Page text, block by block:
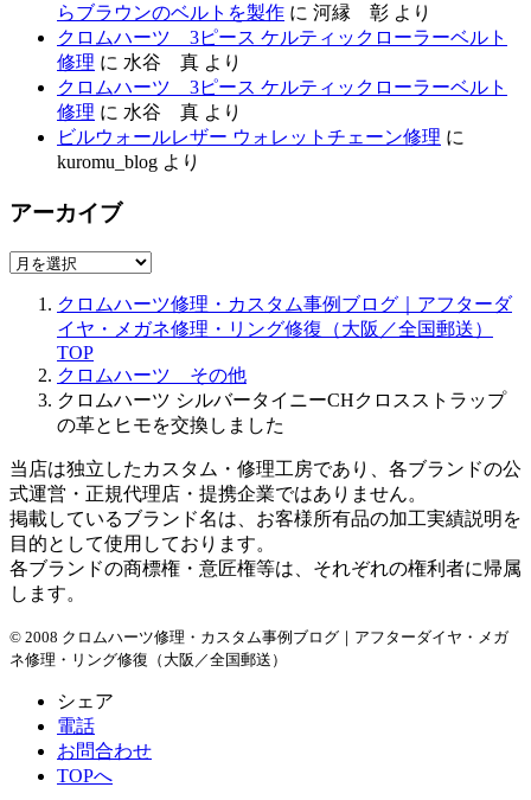
らブラウンのベルトを製作 に 河縁 彰 より
クロムハーツ 3ピース ケルティックローラーベルト
修理 に 水谷 真 より
クロムハーツ 3ピース ケルティックローラーベルト
修理 に 水谷 真 より
ビルウォールレザー ウォレットチェーン修理 に
kuromu_blog より
アーカイブ
ア
クロムハーツ修理・カスタム事例ブログ｜アフターダ
イヤ・メガネ修理・リング修復（大阪／全国郵送）
TOP
クロムハーツ その他
クロムハーツ シルバータイニーCHクロスストラップ
の革とヒモを交換しました
当店は独立したカスタム・修理工房であり、各ブランドの公
式運営・正規代理店・提携企業ではありません。
掲載しているブランド名は、お客様所有品の加工実績説明を
目的として使用しております。
各ブランドの商標権・意匠権等は、それぞれの権利者に帰属
します。
© 2008 クロムハーツ修理・カスタム事例ブログ｜アフターダイヤ・メガ
ネ修理・リング修復（大阪／全国郵送）
シェア
電話
お問合わせ
TOPへ